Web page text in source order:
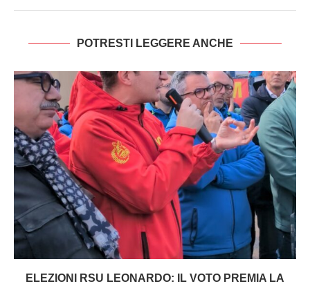
POTRESTI LEGGERE ANCHE
ELEZIONI RSU LEONARDO: IL VOTO PREMIA LA